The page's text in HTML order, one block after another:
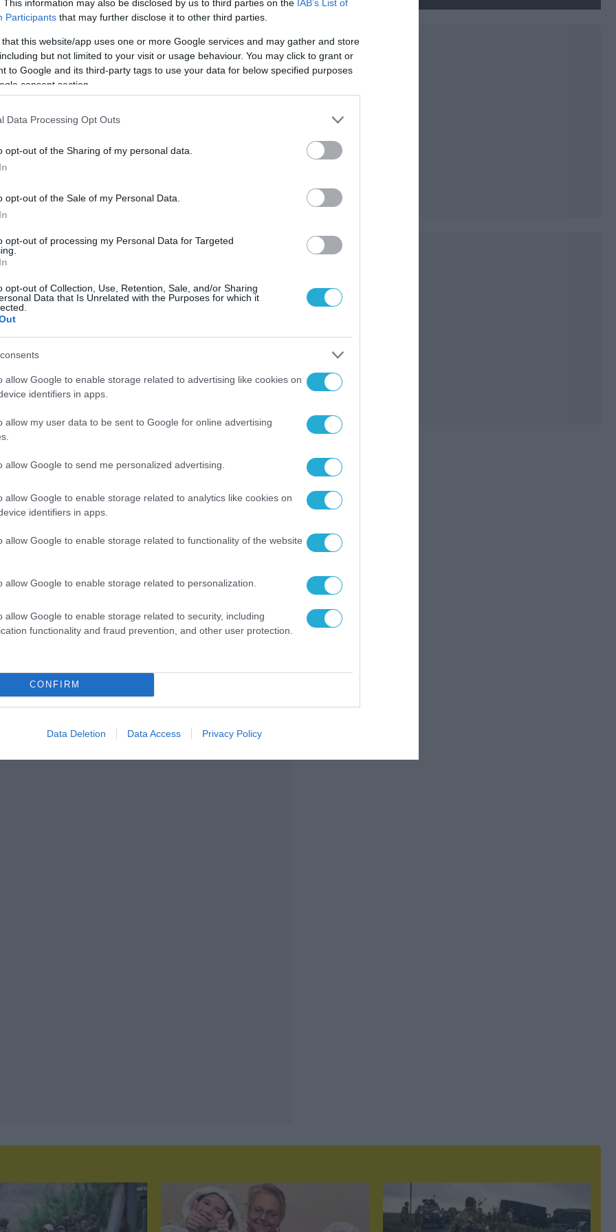
This information may also be disclosed by us to third parties on the IAB’s List of
Participants that may further disclose it to other third parties.
that this website/app uses one or more Google services and may gather and store
but not limited to your visit or usage behaviour. You may click to grant or
to Google and its third-party tags to use your data for below specified purposes
consent section.
Data Processing Opt Outs
opt-out of the Sharing of my personal data.
opt-out of the Sale of my Personal Data.
opt-out of processing my Personal Data for Targeted
opt-out of Collection, Use, Retention, Sale, and/or Sharing
Data that Is Unrelated with the Purposes for which it
allow Google to enable storage related to advertising like cookies on
identifiers in apps.
allow my user data to be sent to Google for online advertising
allow Google to send me personalized advertising.
allow Google to enable storage related to analytics like cookies on
identifiers in apps.
allow Google to enable storage related to functionality of the website
allow Google to enable storage related to personalization.
allow Google to enable storage related to security, including
functionality and fraud prevention, and other user protection.
CONFIRM
Data Deletion Data Access Privacy Policy
όμως το πότε και σε ποια τοποθεσία, έγινε
🇺🇦🇷🇺 FRONTLINE SHIFT
more women being sent into frontline assault
pic.twitter.com/j9JdQE0x9X
(@WW3finalboss)
ενός λεπτού και 47 δευτερολέπτων
η δράση Ρώσων στρατιωτών, στην οποία
κατά τη διάρκεια αποβίβασής τους
χειριστές μη επανδρωμένων
τους στόχους και προχώρησαν στα
η 24η Ταξιαρχία των AFU, αναφέρει την
γυναικών των ενόπλων δυνάμεων της
ΑΡΘΡΟ
(βίντεο)